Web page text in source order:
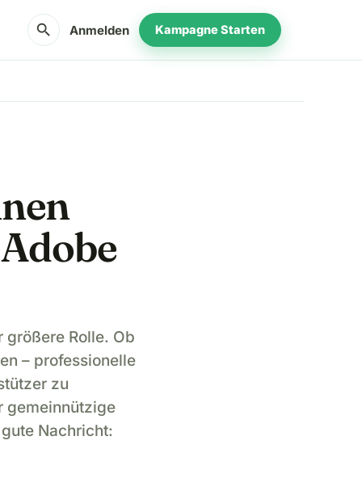
search Anmelden Kampagne Starten
Rolle. Ob
– professionelle
zu
gemeinnützige
Nachricht: